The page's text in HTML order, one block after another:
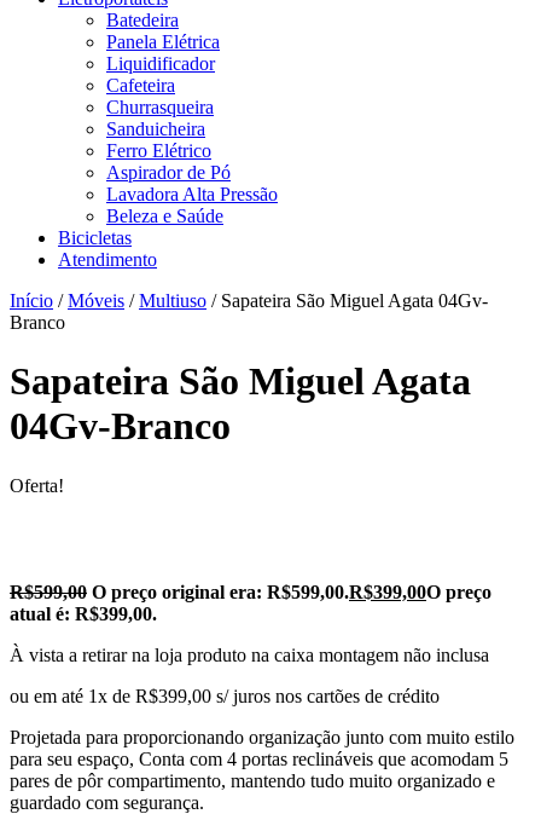
Batedeira
Panela Elétrica
Liquidificador
Cafeteira
Churrasqueira
Sanduicheira
Ferro Elétrico
Aspirador de Pó
Lavadora Alta Pressão
Beleza e Saúde
Bicicletas
Atendimento
Início /Móveis /Multiuso / Sapateira São Miguel Agata 04Gv-
Branco
Sapateira São Miguel Agata
04Gv-Branco
Oferta!
R$599,00 O preço original era: R$599,00.R$399,00O preço
atual é: R$399,00.
À vista a retirar na loja produto na caixa montagem não inclusa
ou em até 1x de R$399,00 s/ juros nos cartões de crédito
Projetada para proporcionando organização junto com muito estilo
para seu espaço, Conta com 4 portas reclináveis que acomodam 5
pares de pôr compartimento, mantendo tudo muito organizado e
guardado com segurança.